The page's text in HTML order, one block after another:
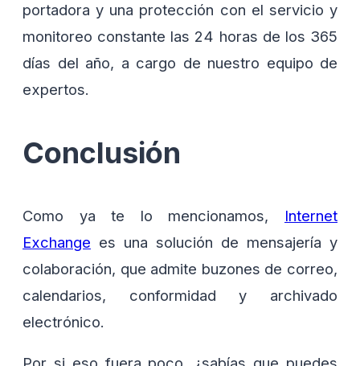
portadora y una protección con el servicio y
monitoreo constante las 24 horas de los 365
días del año, a cargo de nuestro equipo de
expertos.
Conclusión
Como ya te lo mencionamos, Internet
Exchange es una solución de mensajería y
colaboración, que admite buzones de correo,
calendarios, conformidad y archivado
electrónico.